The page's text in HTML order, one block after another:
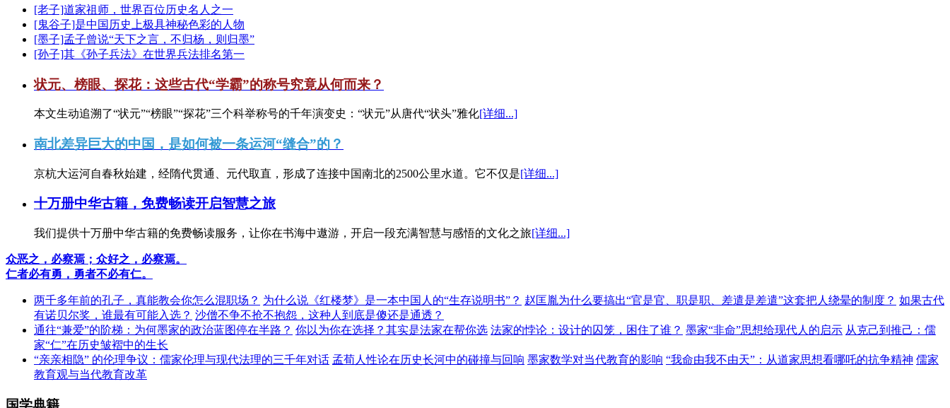
[老子]道家祖师，世界百位历史名人之一
[鬼谷子]是中国历史上极具神秘色彩的人物
[墨子]孟子曾说“天下之言，不归杨，则归墨”
[孙子]其《孙子兵法》在世界兵法排名第一
状元、榜眼、探花：这些古代“学霸”的称号究竟从何而来？
本文生动追溯了“状元”“榜眼”“探花”三个科举称号的千年演变史：“状元”从唐代“状头”雅化[详细...]
南北差异巨大的中国，是如何被一条运河“缝合”的？
京杭大运河自春秋始建，经隋代贯通、元代取直，形成了连接中国南北的2500公里水道。它不仅是[详细...]
十万册中华古籍，免费畅读开启智慧之旅
我们提供十万册中华古籍的免费畅读服务，让你在书海中遨游，开启一段充满智慧与感悟的文化之旅[详细...]
众恶之，必察焉；众好之，必察焉。
仁者必有勇，勇者不必有仁。
两千多年前的孔子，真能教会你怎么混职场？ 为什么说《红楼梦》是一本中国人的“生存说明书”？ 赵匡胤为什么要搞出“官是官、职是职、差遣是差遣”这套把人绕晕的制度？ 如果古代
有诺贝尔奖，谁最有可能入选？ 沙僧不争不抢不抱怨，这种人到底是傻还是通透？
通往“兼爱”的阶梯：为何墨家的政治蓝图停在半路？ 你以为你在选择？其实是法家在帮你选 法家的悖论：设计的囚笼，困住了谁？ 墨家“非命”思想给现代人的启示 从克己到推己：儒
家“仁”在历史皱褶中的生长
“亲亲相隐” 的伦理争议：儒家伦理与现代法理的三千年对话 孟荀人性论在历史长河中的碰撞与回响 墨家数学对当代教育的影响 “我命由我不由天”：从道家思想看哪吒的抗争精神 儒家
教育观与当代教育改革
国学典籍